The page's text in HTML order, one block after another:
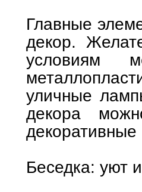
Главные
декор.
условиям
уличные
декора
декоративные
Беседка: уют